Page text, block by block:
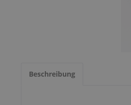
Beschreibung